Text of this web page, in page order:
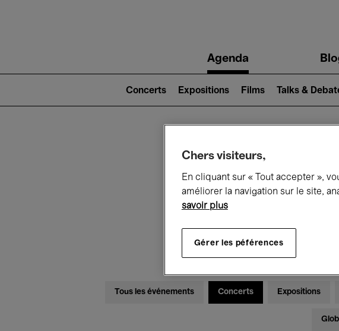
navigationAgenda
2)
Concerts Expositions Films Talks &
Ce qui
Samedi
Tous les événements Concerts Expositions
Chers visiteurs,
En cliquant sur « Tout accepter »,
améliorer la navigation sur le site,
savoir plus
Gérer les péférences